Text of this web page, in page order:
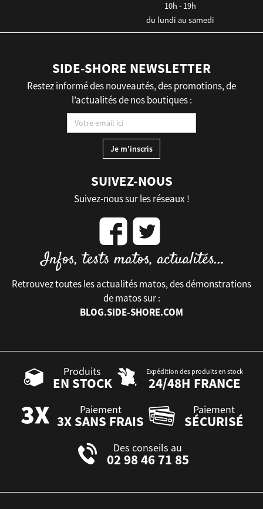
10h - 19h
du lundi au samedi
SIDE-SHORE NEWSLETTER
Restez informé des nouveautés, des promotions, de
l’actualités de nos boutiques :
SUIVEZ-NOUS
Suivez-nous sur les réseaux !
Retrouvez toutes les actualités matos, des démonstrations
de matos sur :
BLOG.SIDE-SHORE.COM
Produits
EN STOCK
Expédition des produits en stock
24/48H FRANCE
Paiement
3X SANS FRAIS
Paiement
SÉCURISÉ
Des conseils au
02 98 46 71 85